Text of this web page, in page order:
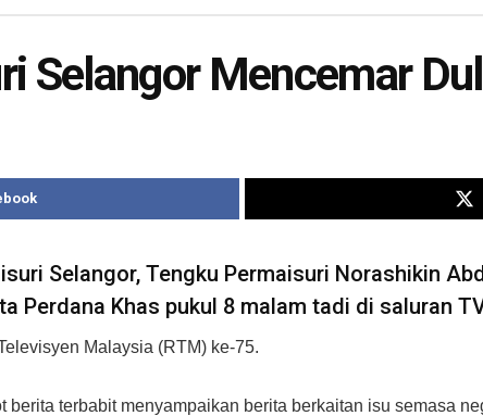
Selangor Mencemar
Selangor, Tengku Permaisuri Norashikin
Perdana Khas pukul 8 malam tadi di saluran
Malaysia (RTM) ke-75.
terbabit menyampaikan berita berkaitan isu semasa